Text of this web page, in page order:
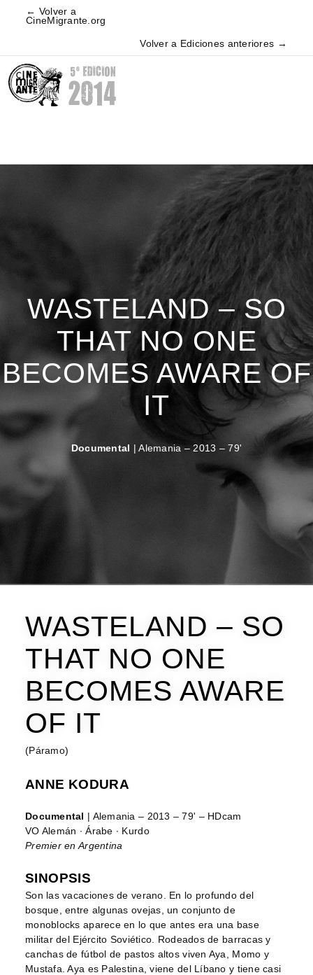
← Volver a
CineMigrante.org
Volver a Ediciones anteriores →
WASTELAND – SO
THAT NO ONE
BECOMES AWARE OF
IT
Documental | Alemania – 2013 – 79'
WASTELAND – SO
THAT NO ONE
BECOMES AWARE
OF IT
(Páramo)
ANNE KODURA
Documental
| Alemania – 2013 – 79' – HDcam
VO Alemán ∙ Árabe ∙ Kurdo
Premier en Argentina
SINOPSIS
Son las vacaciones de verano. En lo profundo del
bosque, entre algunas ovejas, un conjunto de
monoblocks aparece en lo que antes era una base
militar del Ejército Soviético. Rodeados de barracas y
canchas de fútbol de pastos altos viven Aya, Momo y
Mustafa. Aya es Palestina, viene del Líbano y tiene casi